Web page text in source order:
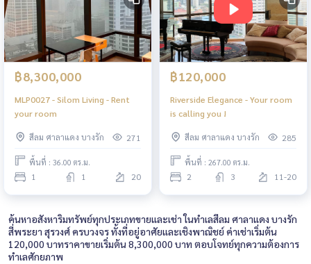
฿8,300,000
MLP0027 - Silom Living - Rent
your room
สีลม ศาลาแดง บางรัก 271
พื้นที่ : 36.00 ตร.ม.
1 1 20
฿120,000
Riverside Elegance - Your room
is calling you !
สีลม ศาลาแดง บางรัก 285
พื้นที่ : 267.00 ตร.ม.
2 3 11-20
ค้นหาอสังหาริมทรัพย์ทุกประเภทขายและเช่า ในทำเลสีลม ศาลาแดง บางรัก
สี่พระยา สุรวงศ์ ครบวงจร ทั้งที่อยู่อาศัยและเชิงพาณิชย์ ค่าเช่าเริ่มต้น
120,000 บาทราคาขายเริ่มต้น 8,300,000 บาท ตอบโจทย์ทุกความต้องการ
ทำเลศักยภาพ